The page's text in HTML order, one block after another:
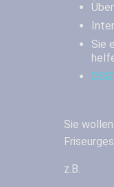
Sie
Sie
z.B.